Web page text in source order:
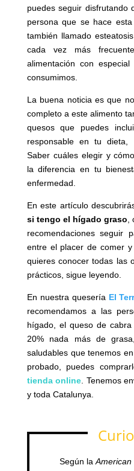
puedes seguir disfrutando
persona que se hace
también llamado
cada vez más
alimentación con
consumimos.
La buena noticia es que
completo a este alimento
quesos que puedes
responsable en tu dieta,
Saber cuáles elegir y
la diferencia en tu
enfermedad.
En este artículo
si tengo el hígado graso,
recomendaciones seguir
entre el placer de comer
quieres conocer todas las
prácticos, sigue leyendo.
En nuestra quesería El
recomendamos a las
hígado, el queso de cabra
20% nada más de
saludables que tenemos
probado, puedes
tienda online. Tenemos
y toda Catalunya.
Según la